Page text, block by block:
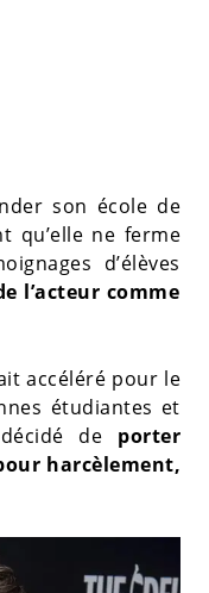
son école de
qu’elle ne ferme
d’élèves
l’acteur comme
accéléré pour le
étudiantes et
de porter
harcèlement,